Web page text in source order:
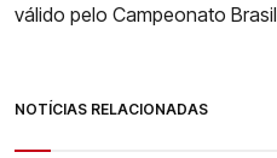
válido pelo Campeonato
NOTÍCIAS RELACIONADAS